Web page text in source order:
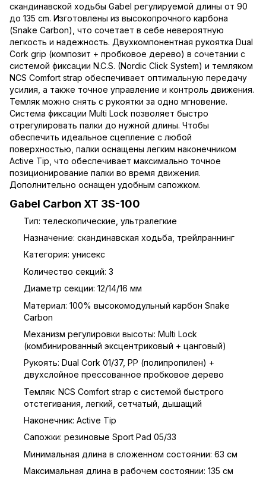
скандинавской ходьбы Gabel регулируемой длины от 90
до 135 cm. Изготовлены из высокопрочного карбона
(Snake Carbon), что сочетает в себе невероятную
легкость и надежность. Двухкомпонентная рукоятка Dual
Cork grip (композит + пробковое дерево) в сочетании с
системой фиксации N.C.S. (Nordic Click System) и темляком
NCS Comfort strap обеспечивает оптимальную передачу
усилия, а также точное управление и контроль движения.
Темляк можно снять с рукоятки за одно мгновение.
Система фиксации Multi Lock позволяет быстро
отрегулировать палки до нужной длины. Чтобы
обеспечить идеальное сцепление с любой
поверхностью, палки оснащены легким наконечником
Active ​​Tip, что обеспечивает максимально точное
позиционирование палки во время движения.
Дополнительно оснащен удобным сапожком.
Gabel Carbon XT 3S-100
Тип: телескопические, ультралегкие
Назначение: скандинавская ходьба, трейлраннинг
Категория: унисекс
Количество секций: 3
Диаметр секции: 12/14/16 мм
Материал: 100% высокомодульный карбон Snake
Carbon
Механизм регулировки высоты: Multi Lock
(комбинированный эксцентриковый + цанговый)
Рукоять: Dual Cork 01/37, PP (полипропилен) +
двухслойное прессованное пробковое дерево
Темляк: NCS Comfort strap с системой быстрого
отстегивания, легкий, сетчатый, дышащий
Наконечник: Active Tip
Сапожки: резиновые Sport Pad 05/33
Минимальная длина в сложенном состоянии: 63 см
Максимальная длина в рабочем состоянии: 135 см